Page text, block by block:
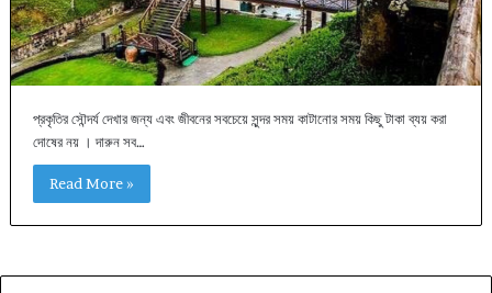
প্রকৃতির সৌন্দর্য দেখার জন্য এবং জীবনের সবচেয়ে সুন্দর সময় কাটানোর সময় কিছু টাকা ব্যয় করা
দোষের নয় । দারুন সব…
Read More »